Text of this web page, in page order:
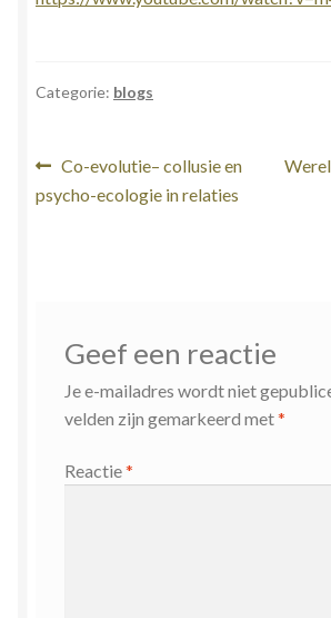
Categorie: blogs
Bericht
navigatie
Vorig
bericht:
Co-evolutie– collusie en
psycho-ecologie in relaties
Geef een reactie
Je e-mailadres wordt niet
velden zijn gemarkeerd met*
Reactie*